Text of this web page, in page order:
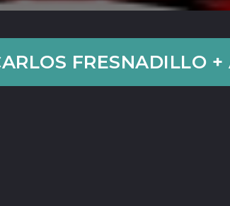
FRESNADILLO